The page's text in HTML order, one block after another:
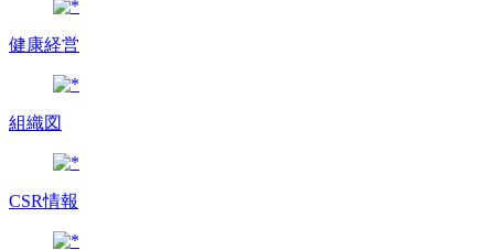
健康経営
組織図
CSR情報